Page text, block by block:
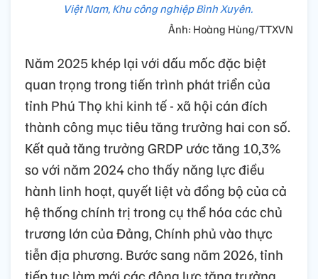
Việt Nam, Khu công nghiệp Bình Xuyên.
Ảnh: Hoàng Hùng/TTXVN
Năm 2025 khép lại với dấu mốc đặc biệt
quan trọng trong tiến trình phát triển của
tỉnh Phú Thọ khi kinh tế - xã hội cán đích
thành công mục tiêu tăng trưởng hai con số.
Kết quả tăng trưởng GRDP ước tăng 10,3%
so với năm 2024 cho thấy năng lực điều
hành linh hoạt, quyết liệt và đồng bộ của cả
hệ thống chính trị trong cụ thể hóa các chủ
trương lớn của Đảng, Chính phủ vào thực
tiễn địa phương. Bước sang năm 2026, tỉnh